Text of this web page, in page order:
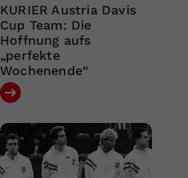
KURIER Austria Davis
Cup Team: Die
Hoffnung aufs
„perfekte
Wochenende“